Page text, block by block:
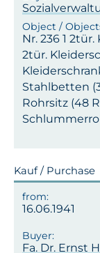
Nr. 236 1 2tür.
2tür.
Stahlbetten
Rohrsitz (48
Kauf / Purchase
16.06.1941
Fa. Dr. Ernst